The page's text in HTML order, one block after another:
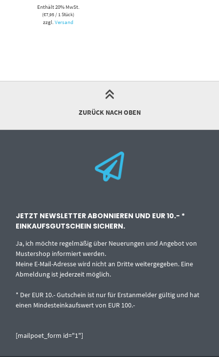
Enthält 20% MwSt.
(€7,95/ 1 Stück)
zzgl.Versand
ZURÜCK NACH OBEN
JETZT NEWSLETTER ABONNIEREN UND EUR 10.- *
EINKAUFSGUTSCHEIN SICHERN.
Ja, ich möchte regelmäßig über Neuerungen und Angebot von
Mustershop informiert werden.
Meine E-Mail-Adresse wird nicht an Dritte weitergegeben. Eine
Abmeldung ist jederzeit möglich.
* Der EUR 10.- Gutschein ist nur für Erstanmelder gültig und hat
einen Mindesteinkaufswert von EUR 100.-
[mailpoet_form id="1"]